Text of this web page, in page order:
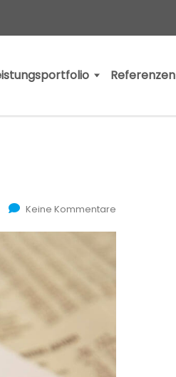
Referenzen
Keine Kommentare